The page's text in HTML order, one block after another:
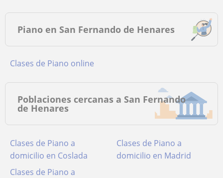
Piano en San Fernando de Henares
Clases de Piano online
Poblaciones cercanas a San Fernando
de Henares
Clases de Piano a
domicilio en Coslada
Clases de Piano a
domicilio en Madrid
Clases de Piano a